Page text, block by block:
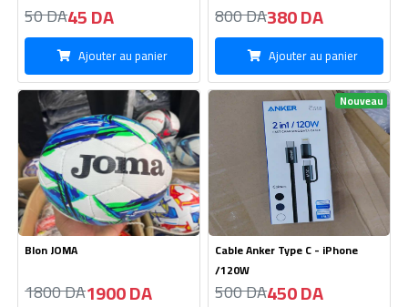
Blon JOMA
1800 DA1900 DA
Ajouter au panier
Cable Anker Type C - iPhone
/120W
500 DA450 DA
Ajouter au panier